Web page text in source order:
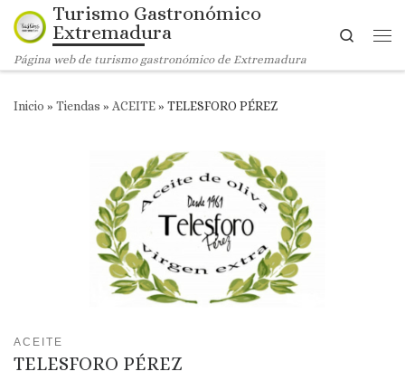
Saltar al contenido
Turismo Gastronómico
Extremadura
Página web de turismo gastronómico de Extremadura
Search
Inicio » Tiendas » ACEITE» TELESFORO PÉREZ
ACEITE
TELESFORO PÉREZ